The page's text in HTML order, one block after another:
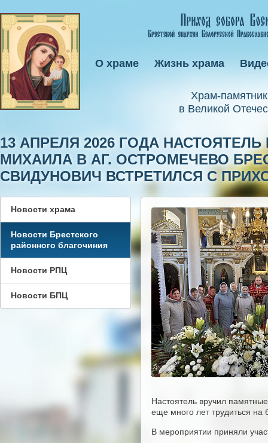
Xрам-
в Великой
О храме Жизнь храма
13 АПРЕЛЯ 2026 ГОДА
МИХАИЛА В АГ. ОСТРОМЕЧЕВО
СВИДУНОВИЧ ВСТРЕТИЛСЯ С
Новости храма
Новости Брестского
районного благочиния
Новости РПЦ
Новости БПЦ
Настоятель вручил
еще много лет трудиться на
В мероприятии приняли